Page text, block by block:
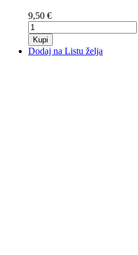
9,50 €
Kupi
Dodaj na Listu želja